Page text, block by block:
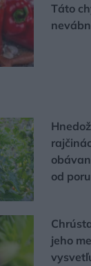
Táto
od
jeho